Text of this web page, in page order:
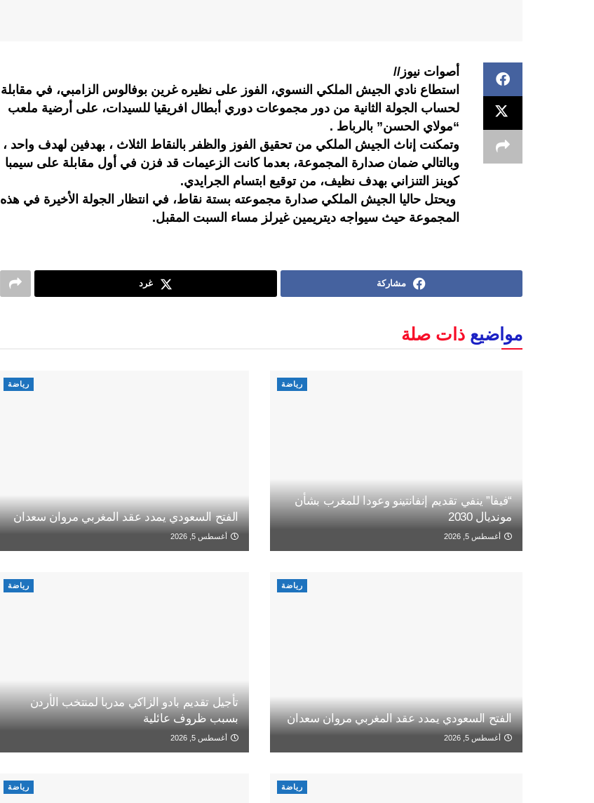
أصوات نيوز//
استطاع نادي الجيش الملكي النسوي، الفوز على نظيره غرين بوفالوس الزامبي، في مقابلة
لحساب الجولة الثانية من دور مجموعات دوري أبطال افريقيا للسيدات، على أرضية ملعب
“مولاي الحسن” بالرباط .
وتمكنت إناث الجيش الملكي من تحقيق الفوز والظفر بالنقاط الثلاث ، بهدفين لهدف واحد ،
وبالتالي ضمان صدارة المجموعة، بعدما كانت الزعيمات قد فزن في أول مقابلة على سيمبا
كوينز التنزاني بهدف نظيف، من توقيع ابتسام الجرايدي.
ويحتل حاليا الجيش الملكي صدارة مجموعته بستة نقاط، في انتظار الجولة الأخيرة في هذه
المجموعة حيث سيواجه ديتريمين غيرلز مساء السبت المقبل.
مشاركة غرد
مواضيع ذات صلة
رياضة
“فيفا” ينفي تقديم إنفانتينو وعودا للمغرب بشأن
مونديال 2030
أغسطس 5, 2026
رياضة
الفتح السعودي يمدد عقد المغربي مروان سعدان
أغسطس 5, 2026
رياضة
الفتح السعودي يمدد عقد المغربي مروان سعدان
أغسطس 5, 2026
رياضة
تأجيل تقديم بادو الزاكي مدربا لمنتخب الأردن
بسبب ظروف عائلية
أغسطس 5, 2026
رياضة رياضة